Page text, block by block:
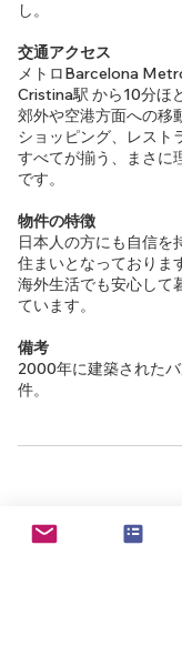
し。
交通アクセス
メトロBarcelona
Cristina駅 から10分ほ
郊外や空港方面への移
ショッピング、レスト
すべてが揃う、まさに
です。
物件の特徴
日本人の方にも自信を
住まいとなっておりま
海外生活でも安心して
ています。
備考
2000年に建築された
件。